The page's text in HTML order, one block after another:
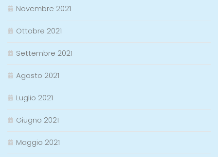
Novembre 2021
Ottobre 2021
Settembre 2021
Agosto 2021
Luglio 2021
Giugno 2021
Maggio 2021